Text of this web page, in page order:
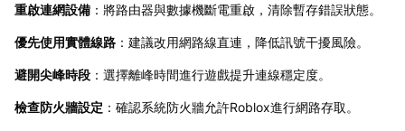
重啟連網設備 ：將路由器與數據機斷電重啟，清除暫存錯誤狀態。
優先使用實體線路 ：建議改用網路線直連，降低訊號干擾風險。
避開尖峰時段 ：選擇離峰時間進行遊戲提升連線穩定度。
檢查防火牆設定 ：確認系統防火牆允許Roblox進行網路存取。